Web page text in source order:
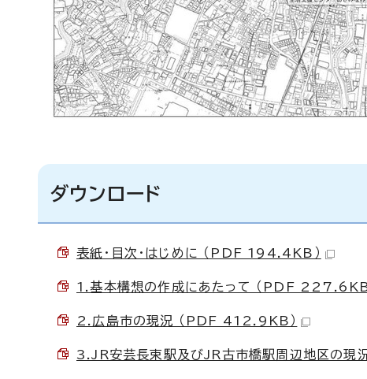
ダウンロード
表紙・目次・はじめに （PDF 194.4KB）
1.基本構想の作成にあたって （PDF 227.6KB
2.広島市の現況 （PDF 412.9KB）
3.JR安芸長束駅及びJR古市橋駅周辺地区の現